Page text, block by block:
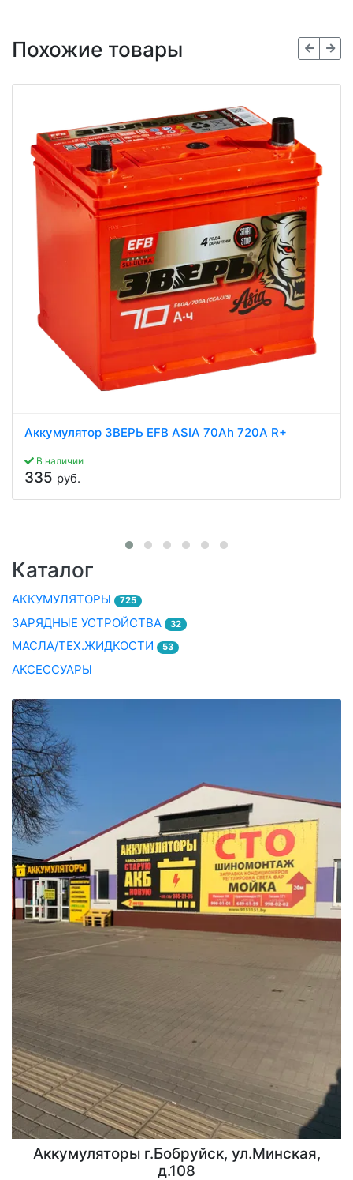
Похожие товары
Аккумулятор ЗВЕРЬ EFB ASIA 70Ah 720A R+
В наличии
335 руб.
Каталог
АККУМУЛЯТОРЫ 725
ЗАРЯДНЫЕ УСТРОЙСТВА 32
МАСЛА/ТЕХ.ЖИДКОСТИ 53
АКСЕССУАРЫ
Аккумуляторы г.Бобруйск, ул.Минская,
д.108